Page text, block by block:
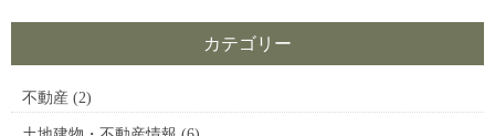
カテゴリー
不動産 (2)